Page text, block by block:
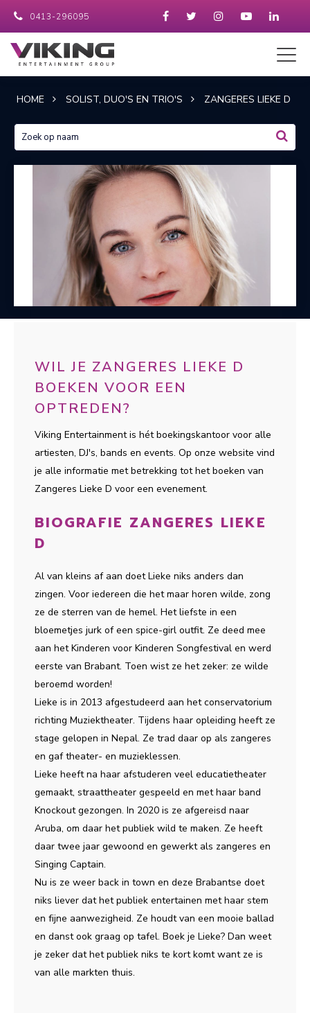
0413-296095
HOME SOLIST, DUO'S EN TRIO'S ZANGERES LIEKE D
WIL JE ZANGERES LIEKE D
BOEKEN VOOR EEN
OPTREDEN?
Viking Entertainment is hét boekingskantoor voor alle
artiesten, DJ's, bands en events. Op onze website vind
je alle informatie met betrekking tot het boeken van
Zangeres Lieke D voor een evenement.
BIOGRAFIE ZANGERES LIEKE
D
Al van kleins af aan doet Lieke niks anders dan
zingen. Voor iedereen die het maar horen wilde, zong
ze de sterren van de hemel. Het liefste in een
bloemetjes jurk of een spice-girl outfit. Ze deed mee
aan het Kinderen voor Kinderen Songfestival en werd
eerste van Brabant. Toen wist ze het zeker: ze wilde
beroemd worden!
Lieke is in 2013 afgestudeerd aan het conservatorium
richting Muziektheater. Tijdens haar opleiding heeft ze
stage gelopen in Nepal. Ze trad daar op als zangeres
en gaf theater- en muzieklessen.
Lieke heeft na haar afstuderen veel educatietheater
gemaakt, straattheater gespeeld en met haar band
Knockout gezongen. In 2020 is ze afgereisd naar
Aruba, om daar het publiek wild te maken. Ze heeft
daar twee jaar gewoond en gewerkt als zangeres en
Singing Captain.
Nu is ze weer back in town en deze Brabantse doet
niks liever dat het publiek entertainen met haar stem
en fijne aanwezigheid. Ze houdt van een mooie ballad
en danst ook graag op tafel. Boek je Lieke? Dan weet
je zeker dat het publiek niks te kort komt want ze is
van alle markten thuis.